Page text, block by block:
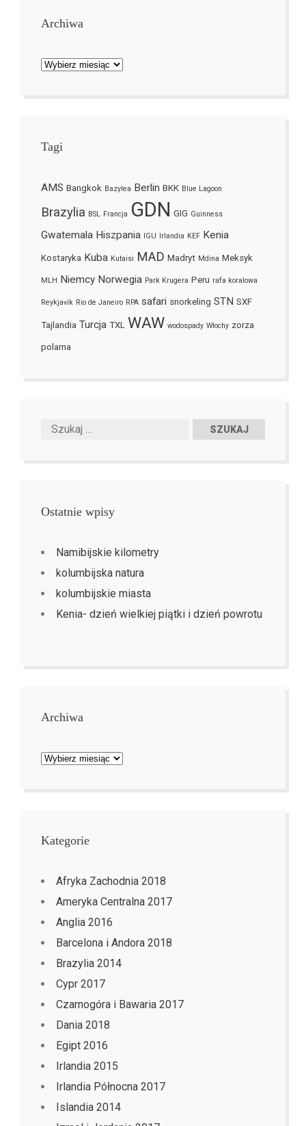
Archiwa
Archiwa
Tagi
AMS Bangkok Bazylea Berlin BKK Blue Lagoon
Brazylia BSL Francja GDN GIG Guinness
Gwatemala Hiszpania IGU Irlandia KEF Kenia
Kostaryka Kuba Kutaisi MAD Madryt Mdina Meksyk
MLH Niemcy Norwegia Park Krugera Peru rafa koralowa
Reykjavík Rio de Janeiro RPA safari snorkeling STN SXF
Tajlandia Turcja TXL WAW wodospady Włochy zorza
polarna
Ostatnie wpisy
Namibijskie kilometry
kolumbijska natura
kolumbijskie miasta
Kenia- dzień wielkiej piątki i dzień powrotu
Archiwa
Archiwa
Kategorie
Afryka Zachodnia 2018
Ameryka Centralna 2017
Anglia 2016
Barcelona i Andora 2018
Brazylia 2014
Cypr 2017
Czarnogóra i Bawaria 2017
Dania 2018
Egipt 2016
Irlandia 2015
Irlandia Północna 2017
Islandia 2014